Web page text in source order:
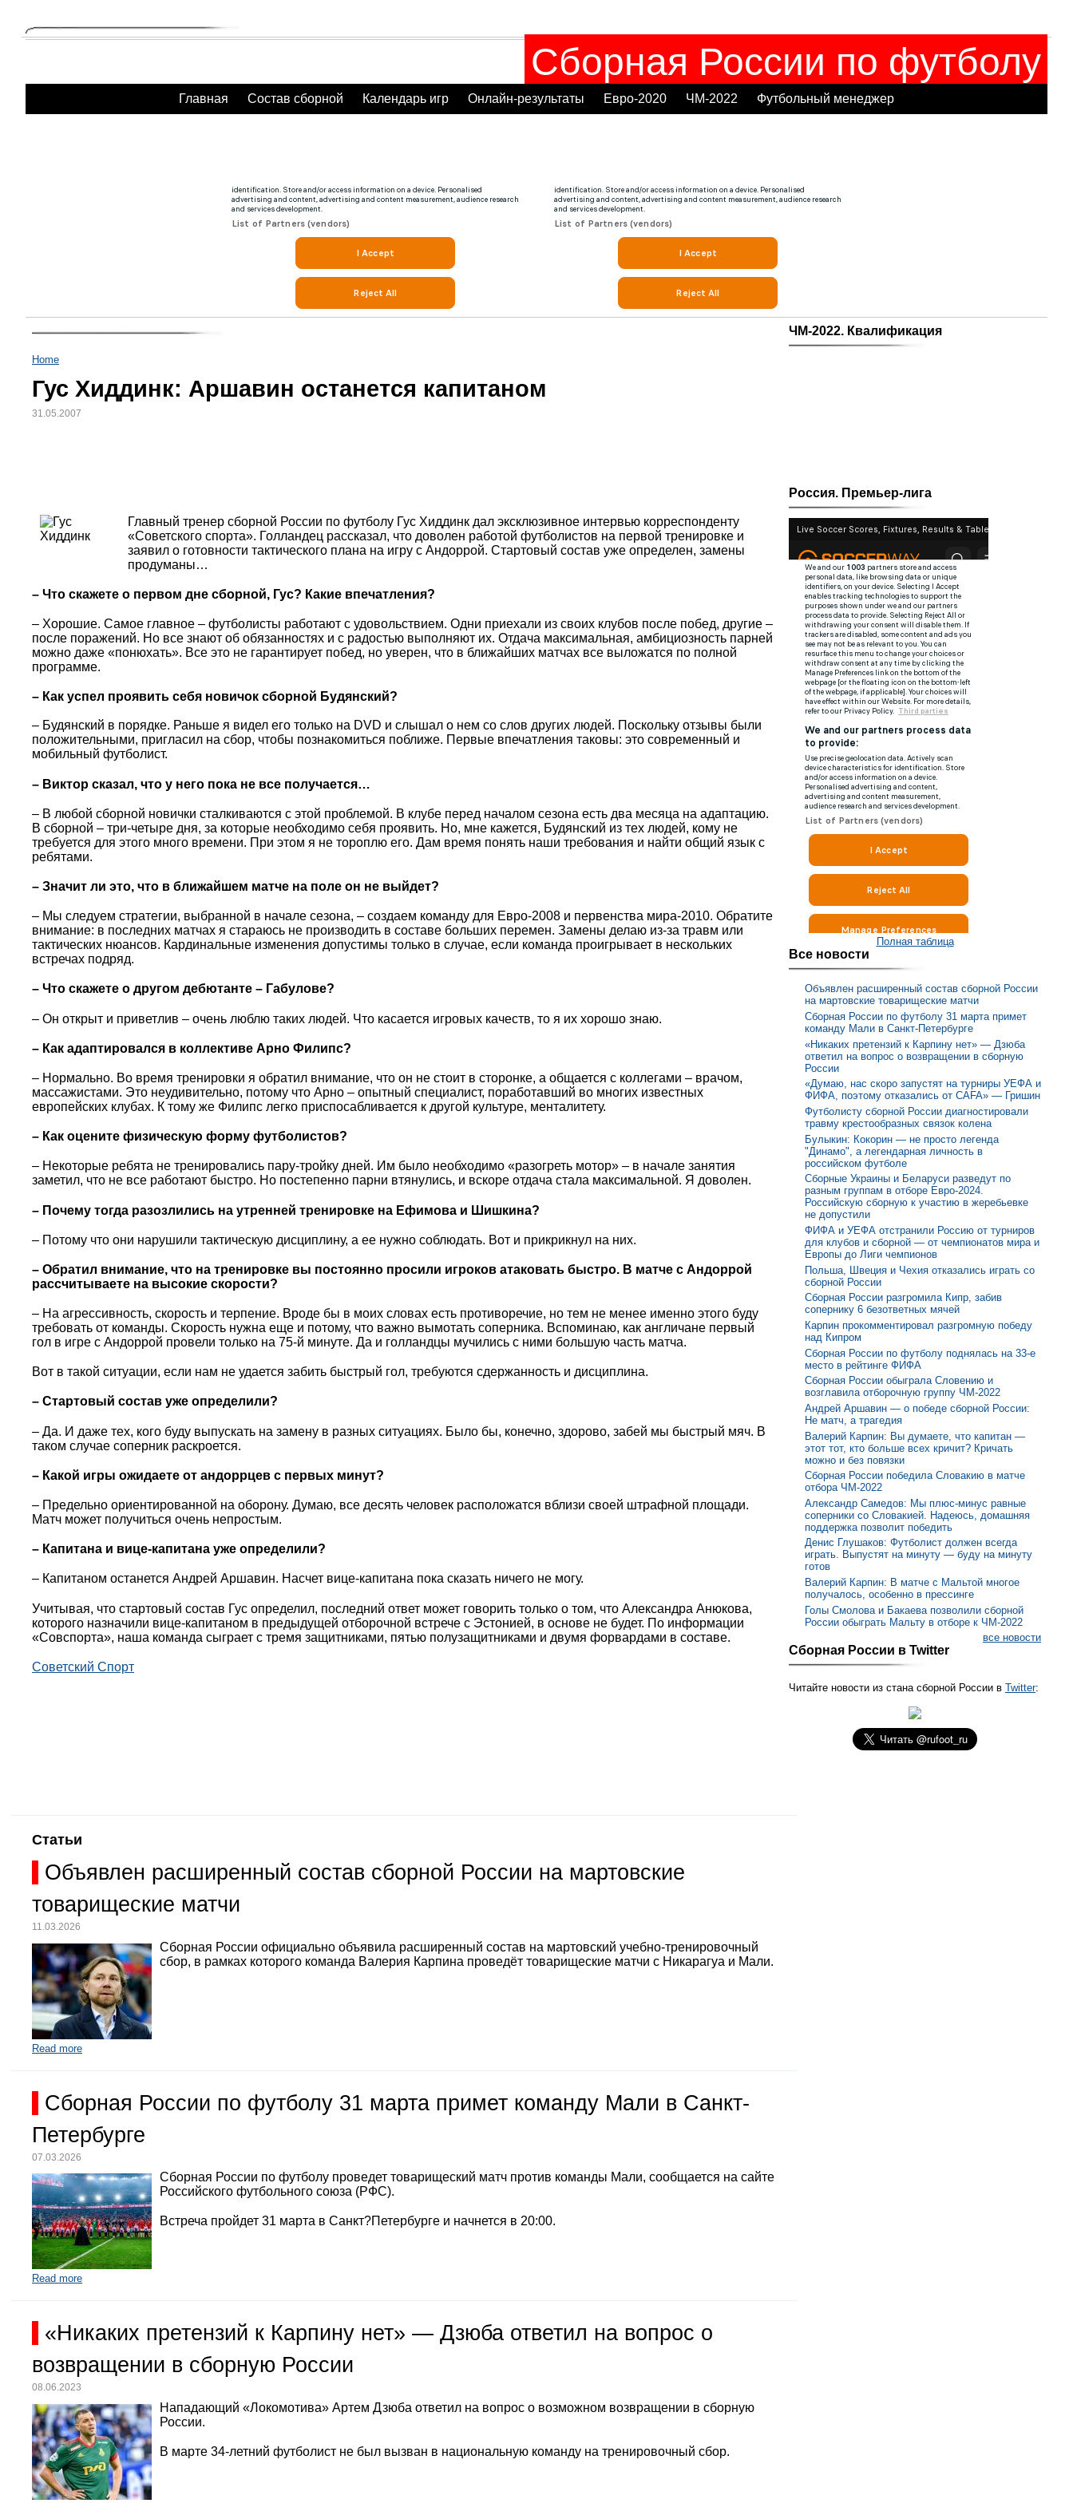
Сборная России по футболу
Главная Состав сборной Календарь игр Онлайн-результаты Евро-2020 ЧМ-2022 Футбольный менеджер
Home
Гус Хиддинк: Аршавин останется капитаном
31.05.2007
Главный тренер сборной России по футболу Гус Хиддинк дал эксклюзивное интервью корреспонденту
«Советского спорта». Голландец рассказал, что доволен работой футболистов на первой тренировке и
заявил о готовности тактического плана на игру с Андоррой. Стартовый состав уже определен, замены
продуманы…
– Что скажете о первом дне сборной, Гус? Какие впечатления?
– Хорошие. Самое главное – футболисты работают с удовольствием. Одни приехали из своих клубов после побед, другие –
после поражений. Но все знают об обязанностях и с радостью выполняют их. Отдача максимальная, амбициозность парней
можно даже «понюхать». Все это не гарантирует побед, но уверен, что в ближайших матчах все выложатся по полной
программе.
– Как успел проявить себя новичок сборной Будянский?
– Будянский в порядке. Раньше я видел его только на DVD и слышал о нем со слов других людей. Поскольку отзывы были
положительными, пригласил на сбор, чтобы познакомиться поближе. Первые впечатления таковы: это современный и
мобильный футболист.
– Виктор сказал, что у него пока не все получается…
– В любой сборной новички сталкиваются с этой проблемой. В клубе перед началом сезона есть два месяца на адаптацию.
В сборной – три-четыре дня, за которые необходимо себя проявить. Но, мне кажется, Будянский из тех людей, кому не
требуется для этого много времени. При этом я не тороплю его. Дам время понять наши требования и найти общий язык с
ребятами.
– Значит ли это, что в ближайшем матче на поле он не выйдет?
– Мы следуем стратегии, выбранной в начале сезона, – создаем команду для Евро-2008 и первенства мира-2010. Обратите
внимание: в последних матчах я стараюсь не производить в составе больших перемен. Замены делаю из-за травм или
тактических нюансов. Кардинальные изменения допустимы только в случае, если команда проигрывает в нескольких
встречах подряд.
– Что скажете о другом дебютанте – Габулове?
– Он открыт и приветлив – очень люблю таких людей. Что касается игровых качеств, то я их хорошо знаю.
– Как адаптировался в коллективе Арно Филипс?
– Нормально. Во время тренировки я обратил внимание, что он не стоит в сторонке, а общается с коллегами – врачом,
массажистами. Это неудивительно, потому что Арно – опытный специалист, поработавший во многих известных
европейских клубах. К тому же Филипс легко приспосабливается к другой культуре, менталитету.
– Как оцените физическую форму футболистов?
– Некоторые ребята не тренировались пару-тройку дней. Им было необходимо «разогреть мотор» – в начале занятия
заметил, что не все работают быстро. Но постепенно парни втянулись, и вскоре отдача стала максимальной. Я доволен.
– Почему тогда разозлились на утренней тренировке на Ефимова и Шишкина?
– Потому что они нарушили тактическую дисциплину, а ее нужно соблюдать. Вот и прикрикнул на них.
– Обратил внимание, что на тренировке вы постоянно просили игроков атаковать быстро. В матче с Андоррой
рассчитываете на высокие скорости?
– На агрессивность, скорость и терпение. Вроде бы в моих словах есть противоречие, но тем не менее именно этого буду
требовать от команды. Скорость нужна еще и потому, что важно вымотать соперника. Вспоминаю, как англичане первый
гол в игре с Андоррой провели только на 75-й минуте. Да и голландцы мучились с ними большую часть матча.
Вот в такой ситуации, если нам не удается забить быстрый гол, требуются сдержанность и дисциплина.
– Стартовый состав уже определили?
– Да. И даже тех, кого буду выпускать на замену в разных ситуациях. Было бы, конечно, здорово, забей мы быстрый мяч. В
таком случае соперник раскроется.
– Какой игры ожидаете от андоррцев с первых минут?
– Предельно ориентированной на оборону. Думаю, все десять человек расположатся вблизи своей штрафной площади.
Матч может получиться очень непростым.
– Капитана и вице-капитана уже определили?
– Капитаном останется Андрей Аршавин. Насчет вице-капитана пока сказать ничего не могу.
Учитывая, что стартовый состав Гус определил, последний ответ может говорить только о том, что Александра Анюкова,
которого назначили вице-капитаном в предыдущей отборочной встрече с Эстонией, в основе не будет. По информации
«Совспорта», наша команда сыграет с тремя защитниками, пятью полузащитниками и двумя форвардами в составе.
Советский Спорт
Статьи
Объявлен расширенный состав сборной России на мартовские
товарищеские матчи
11.03.2026
Сборная России официально объявила расширенный состав на мартовский учебно-тренировочный
сбор, в рамках которого команда Валерия Карпина проведёт товарищеские матчи с Никарагуа и Мали.
Read more
Сборная России по футболу 31 марта примет команду Мали в Санкт-
Петербурге
07.03.2026
Сборная России по футболу проведет товарищеский матч против команды Мали, сообщается на сайте
Российского футбольного союза (РФС).
Встреча пройдет 31 марта в Санкт?Петербурге и начнется в 20:00.
Read more
«Никаких претензий к Карпину нет» — Дзюба ответил на вопрос о
возвращении в сборную России
08.06.2023
Нападающий «Локомотива» Артем Дзюба ответил на вопрос о возможном возвращении в сборную
России.
В марте 34-летний футболист не был вызван в национальную команду на тренировочный сбор.
ЧМ-2022. Квалификация
Россия. Премьер-лига
Полная таблица
Все новости
Объявлен расширенный состав сборной России
на мартовские товарищеские матчи
Сборная России по футболу 31 марта примет
команду Мали в Санкт-Петербурге
«Никаких претензий к Карпину нет» — Дзюба
ответил на вопрос о возвращении в сборную
России
«Думаю, нас скоро запустят на турниры УЕФА и
ФИФА, поэтому отказались от CAFA» — Гришин
Футболисту сборной России диагностировали
травму крестообразных связок колена
Булыкин: Кокорин — не просто легенда
"Динамо", а легендарная личность в
российском футболе
Сборные Украины и Беларуси разведут по
разным группам в отборе Евро-2024.
Российскую сборную к участию в жеребьевке
не допустили
ФИФА и УЕФА отстранили Россию от турниров
для клубов и сборной — от чемпионатов мира и
Европы до Лиги чемпионов
Польша, Швеция и Чехия отказались играть со
сборной России
Сборная России разгромила Кипр, забив
сопернику 6 безответных мячей
Карпин прокомментировал разгромную победу
над Кипром
Сборная России по футболу поднялась на 33-е
место в рейтинге ФИФА
Сборная России обыграла Словению и
возглавила отборочную группу ЧМ-2022
Андрей Аршавин — о победе сборной России:
Не матч, а трагедия
Валерий Карпин: Вы думаете, что капитан —
этот тот, кто больше всех кричит? Кричать
можно и без повязки
Сборная России победила Словакию в матче
отбора ЧМ-2022
Александр Самедов: Мы плюс-минус равные
соперники со Словакией. Надеюсь, домашняя
поддержка позволит победить
Денис Глушаков: Футболист должен всегда
играть. Выпустят на минуту — буду на минуту
готов
Валерий Карпин: В матче с Мальтой многое
получалось, особенно в прессинге
Голы Смолова и Бакаева позволили сборной
России обыграть Мальту в отборе к ЧМ-2022
все новости
Сборная России в Twitter
Читайте новости из стана сборной России в Twitter: